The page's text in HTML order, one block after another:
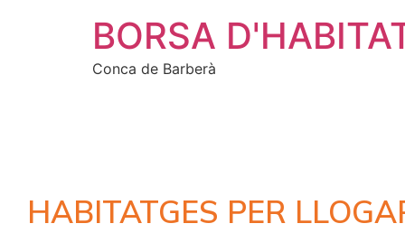
BORSA
Conca de Barberà
HABITATGES PER